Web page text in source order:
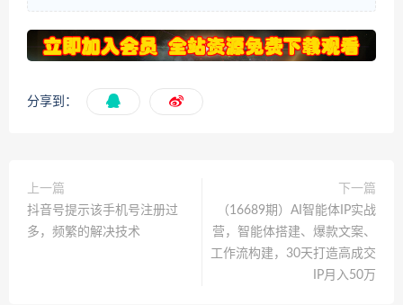
分享到：
上一篇
抖音号提示该手机号注册过
多，频繁的解决技术
下一篇
（16689期）AI智能体IP实战
营，智能体搭建、爆款文案、
工作流构建，30天打造高成交
IP月入50万